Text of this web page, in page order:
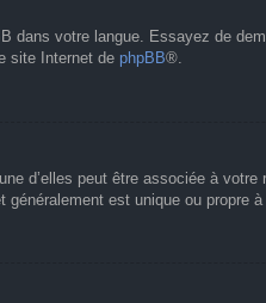
dans votre langue. Essayez de
site Internet de phpBB®.
d’elles peut être associée à
est unique ou propre à